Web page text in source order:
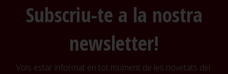
Subscriu-te a la nostra
newsletter!
Vols estar informat en tot moment de les novetats del